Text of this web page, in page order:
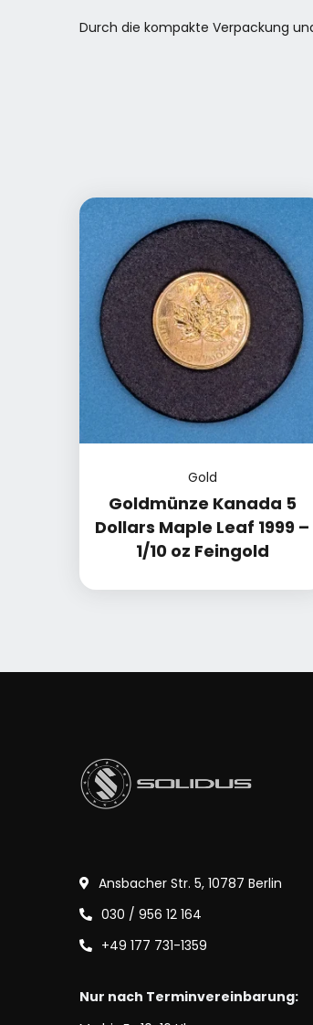
Durch die kompakte Verpackung
Gold
Goldmünze Kanada 5
Dollars Maple Leaf 1999 –
1/10 oz Feingold
Ansbacher Str. 5, 10787 Berlin
030 / 956 12 164
+49 177 731-1359
Nur nach Terminvereinbarung: